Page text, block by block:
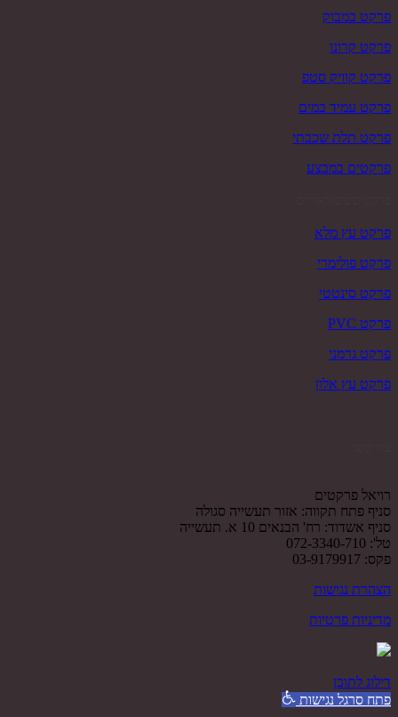
פרקט במבוק
פרקט קרונו
פרקט קוויק סטפ
פרקט עמיד במים
פרקט תלת שכבתי
פרקטים במבצע
פרקט עץ מלא
פרקט פולימרי
פרקט סינטטי
פרקט PVC
פרקט גרמני
פרקט עץ אלון
רויאל פרקטים
סניף פתח תקווה: אזור תעשייה סגולה
סניף אשדוד: רח' הבנאים 10 א. תעשייה
טל': 072-3340-710
פקס: 03-9179917
הצהרת נגישות
מדיניות פרטיות
דילוג לתוכן
פתח סרגל נגישות